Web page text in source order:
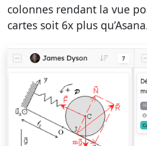
colonnes rendant la vue
cartes soit 6x plus